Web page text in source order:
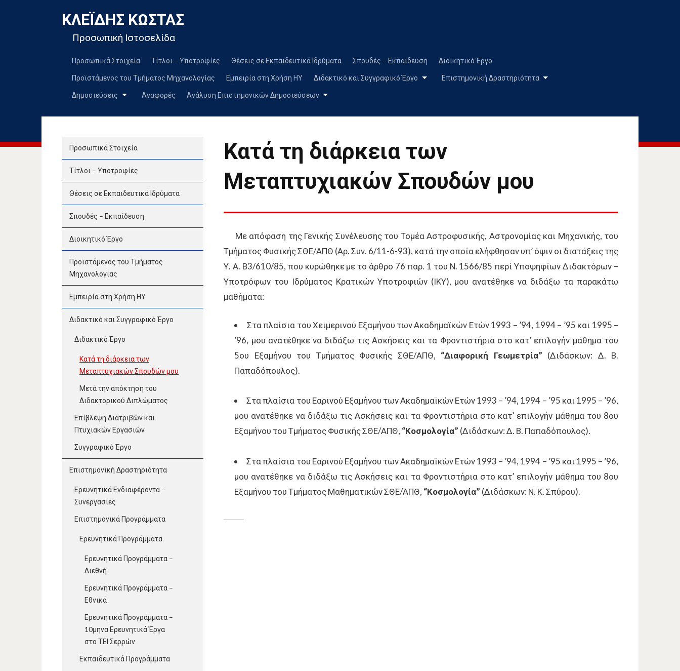
ΚΛΕΪ́ΔΗΣ ΚΏΣΤΑΣ
Προσωπική Ιστοσελίδα
Προσωπικά Στοιχεία Τίτλοι – Υποτροφίες Θέσεις σε Εκπαιδευτικά Ιδρύματα Σπουδές – Εκπαίδευση
Διοικητικό Έργο
Προϊστάμενος του Τμήματος Μηχανολογίας
Εμπειρία στη Χρήση ΗΥ Διδακτικό και Συγγραφικό Έργο
Επιστημονική Δραστηριότητα
Δημοσιεύσεις
Αναφορές Ανάλυση Επιστημονικών Δημοσιεύσεων
Κατά τη διάρκεια των
Μεταπτυχιακών Σπουδών μου
Με απόφαση της Γενικής Συνέλευσης του Τομέα Αστροφυσικής, Αστρονομίας και Μηχανικής, του
Τμήματος Φυσικής ΣΘΕ/ΑΠΘ (Αρ. Συν. 6/11-6-93), κατά την οποία ελήφθησαν υπ’ όψιν οι διατάξεις της
Υ. Α. Β3/610/85, που κυρώθηκε με το άρθρο 76 παρ. 1 του Ν. 1566/85 περί Υποψηφίων Διδακτόρων –
Υποτρόφων του Ιδρύματος Κρατικών Υποτροφιών (ΙΚΥ), μου ανατέθηκε να διδάξω τα παρακάτω
μαθήματα:
Στα πλαίσια του Χειμερινού Εξαμήνου των Ακαδημαϊκών Ετών 1993 – ’94, 1994 – ’95 και 1995 –
’96, μου ανατέθηκε να διδάξω τις Ασκήσεις και τα Φροντιστήρια στο κατ’ επιλογήν μάθημα του
5ου Εξαμήνου του Τμήματος Φυσικής ΣΘΕ/ΑΠΘ, “Διαφορική Γεωμετρία” (Διδάσκων: Δ. Β.
Παπαδόπουλος).
Στα πλαίσια του Εαρινού Εξαμήνου των Ακαδημαϊκών Ετών 1993 – ’94, 1994 – ’95 και 1995 – ’96,
μου ανατέθηκε να διδάξω τις Ασκήσεις και τα Φροντιστήρια στο κατ’ επιλογήν μάθημα του 8ου
Εξαμήνου του Τμήματος Φυσικής ΣΘΕ/ΑΠΘ, “Κοσμολογία” (Διδάσκων: Δ. Β. Παπαδόπουλος).
Στα πλαίσια του Εαρινού Εξαμήνου των Ακαδημαϊκών Ετών 1993 – ’94, 1994 – ’95 και 1995 – ’96,
μου ανατέθηκε να διδάξω τις Ασκήσεις και τα Φροντιστήρια στο κατ’ επιλογήν μάθημα του 8ου
Εξαμήνου του Τμήματος Μαθηματικών ΣΘΕ/ΑΠΘ, “Κοσμολογία” (Διδάσκων: Ν. Κ. Σπύρου).
Προσωπικά Στοιχεία
Τίτλοι – Υποτροφίες
Θέσεις σε Εκπαιδευτικά Ιδρύματα
Σπουδές – Εκπαίδευση
Διοικητικό Έργο
Προϊστάμενος του Τμήματος
Μηχανολογίας
Εμπειρία στη Χρήση ΗΥ
Διδακτικό και Συγγραφικό Έργο
Διδακτικό Έργο
Κατά τη διάρκεια των
Μεταπτυχιακών Σπουδών μου
Μετά την απόκτηση του
Διδακτορικού Διπλώματος
Επίβλεψη Διατριβών και
Πτυχιακών Εργασιών
Συγγραφικό Έργο
Επιστημονική Δραστηριότητα
Ερευνητικά Ενδιαφέροντα –
Συνεργασίες
Επιστημονικά Προγράμματα
Ερευνητικά Προγράμματα
Ερευνητικά Προγράμματα –
Διεθνή
Ερευνητικά Προγράμματα –
Εθνικά
Ερευνητικά Προγράμματα –
10μηνα Ερευνητικά Έργα
στο ΤΕΙ Σερρών
Εκπαιδευτικά Προγράμματα